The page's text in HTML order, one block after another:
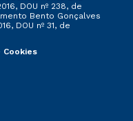
DOU nº 238, de
Bento Gonçalves
DOU nº 31, de
Cookies